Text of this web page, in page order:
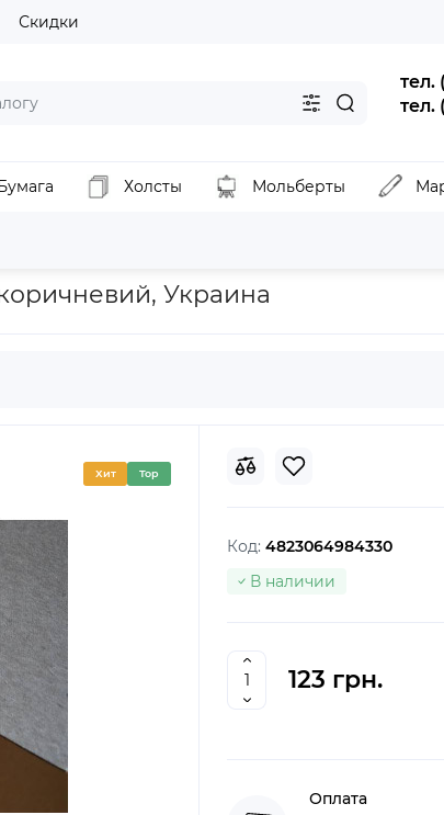
Скидки
тел.
тел.
Холсты Мольберты
макетирования
Украина
Хит Top
Код: 4823064984330
В наличии
123 грн.
Оплата